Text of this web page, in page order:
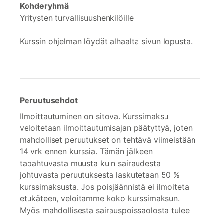
Kohderyhmä
Yritysten turvallisuushenkilöille
Kurssin ohjelman löydät alhaalta sivun lopusta.
Peruutusehdot
Ilmoittautuminen on sitova. Kurssimaksu
veloitetaan ilmoittautumisajan päätyttyä, joten
mahdolliset peruutukset on tehtävä viimeistään
14 vrk ennen kurssia. Tämän jälkeen
tapahtuvasta muusta kuin sairaudesta
johtuvasta peruutuksesta laskutetaan 50 %
kurssimaksusta. Jos poisjäännistä ei ilmoiteta
etukäteen, veloitamme koko kurssimaksun.
Myös mahdollisesta sairauspoissaolosta tulee